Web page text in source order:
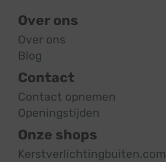
Over ons
Over ons
Blog
Contact
Contact opnemen
Openingstijden
Onze shops
Kerstverlichtingbuiten.com